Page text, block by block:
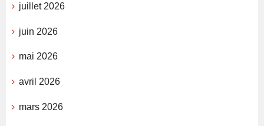
juillet 2026
juin 2026
mai 2026
avril 2026
mars 2026